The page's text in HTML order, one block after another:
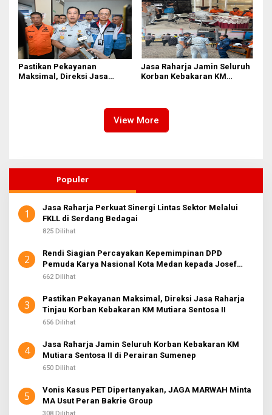
Pastikan Pekayanan
Maksimal, Direksi Jasa
Jasa Raharja Jamin Seluruh
Korban Kebakaran KM
View More
Populer
1
Jasa Raharja Perkuat Sinergi Lintas Sektor Melalui
FKLL di Serdang Bedagai
825 Dilihat
2
Rendi Siagian Percayakan Kepemimpinan DPD
Pemuda Karya Nasional Kota Medan kepada Josef
Sembiring
662 Dilihat
3
Pastikan Pekayanan Maksimal, Direksi Jasa Raharja
Tinjau Korban Kebakaran KM Mutiara Sentosa II
656 Dilihat
4
Jasa Raharja Jamin Seluruh Korban Kebakaran KM
Mutiara Sentosa II di Perairan Sumenep
650 Dilihat
5
Vonis Kasus PET Dipertanyakan, JAGA MARWAH Minta
MA Usut Peran Bakrie Group
308 Dilihat